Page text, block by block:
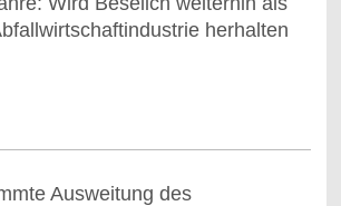
herhalten
Ausweitung des